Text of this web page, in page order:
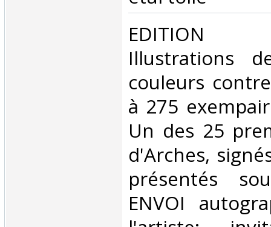
‎EDITION
Illustrations
couleurs
à 275
Un des 25
d'Arches,
présentés
ENVOI